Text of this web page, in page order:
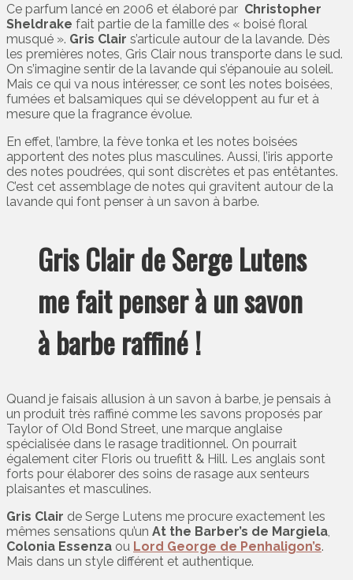
Ce parfum lancé en 2006 et élaboré par Christopher
Sheldrake fait partie de la famille des « boisé floral
musqué ». Gris Clair s’articule autour de la lavande. Dès
les premières notes, Gris Clair nous transporte dans le sud.
On s’imagine sentir de la lavande qui s’épanouie au soleil.
Mais ce qui va nous intéresser, ce sont les notes boisées,
fumées et balsamiques qui se développent au fur et à
mesure que la fragrance évolue.
En effet, l’ambre, la fève tonka et les notes boisées
apportent des notes plus masculines. Aussi, l’iris apporte
des notes poudrées, qui sont discrètes et pas entêtantes.
C’est cet assemblage de notes qui gravitent autour de la
lavande qui font penser à un savon à barbe.
Gris Clair de Serge Lutens
me fait penser à un savon
à barbe raffiné !
Quand je faisais allusion à un savon à barbe, je pensais à
un produit très raffiné comme les savons proposés par
Taylor of Old Bond Street, une marque anglaise
spécialisée dans le rasage traditionnel. On pourrait
également citer Floris ou truefitt & Hill. Les anglais sont
forts pour élaborer des soins de rasage aux senteurs
plaisantes et masculines.
Gris Clair de Serge Lutens me procure exactement les
mêmes sensations qu’un At the Barber’s de Margiela,
Colonia Essenza ou Lord George de Penhaligon’s.
Mais dans un style différent et authentique.